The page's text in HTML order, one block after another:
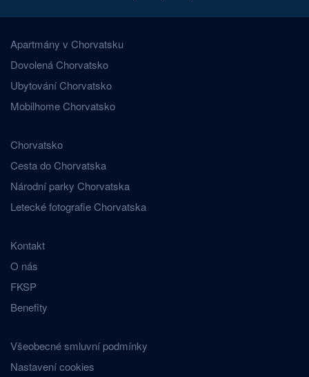
Apartmány v Chorvatsku
Dovolená Chorvatsko
Ubytování Chorvatsko
Mobilhome Chorvatsko
Chorvatsko
Cesta do Chorvatska
Národní parky Chorvatska
Letecké fotografie Chorvatska
Kontakt
O nás
FKSP
Benefity
Všeobecné smluvní podmínky
Nastavení cookies